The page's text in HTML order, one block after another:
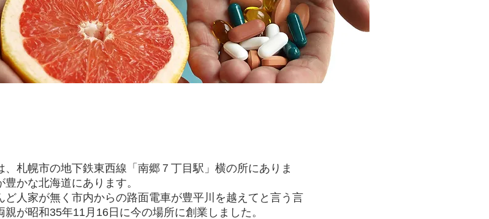
、札幌市の地下鉄東西線「南郷７丁目駅」横の所にありま
かな北海道にあります。
人家が無く市内からの路面電車が豊平川を越えてと言う言
が昭和35年11月16日に今の場所に創業しました。